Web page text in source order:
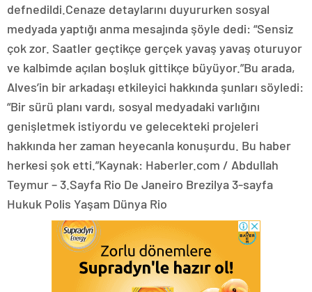
defnedildi.Cenaze detaylarını duyururken sosyal
medyada yaptığı anma mesajında şöyle dedi: “Sensiz
çok zor. Saatler geçtikçe gerçek yavaş yavaş oturuyor
ve kalbimde açılan boşluk gittikçe büyüyor.”Bu arada,
Alves’in bir arkadaşı etkileyici hakkında şunları söyledi:
“Bir sürü planı vardı, sosyal medyadaki varlığını
genişletmek istiyordu ve gelecekteki projeleri
hakkında her zaman heyecanla konuşurdu. Bu haber
herkesi şok etti.”Kaynak: Haberler.com / Abdullah
Teymur – 3.Sayfa Rio De Janeiro Brezilya 3-sayfa
Hukuk Polis Yaşam Dünya Rio